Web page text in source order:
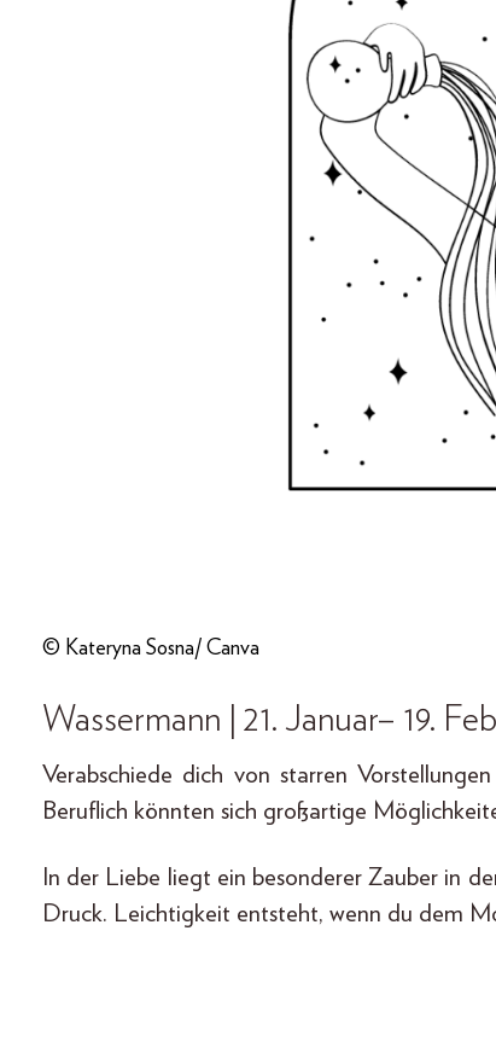
© Kateryna Sosna/ Canva
Wassermann | 21. Januar– 19.
Verabschiede dich von starren
Beruflich könnten sich großartige
In der Liebe liegt ein besonderer Zauber in
Druck. Leichtigkeit entsteht, wenn du dem